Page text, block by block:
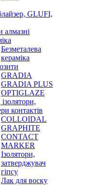
GLUFI,
алмазні
Безметалева
кераміка
GRADIA
GRADIA PLUS
OPTIGLAZE
контактів
COLLOIDAL
GRAPHITE
CONTACT
MARKER
Ізолятори,
затверджувач
гіпсу
Лак для воску